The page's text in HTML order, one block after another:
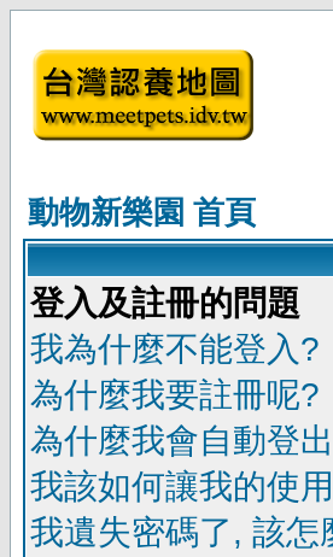
動物新樂園 首頁
登入及註冊的問題
我為什麼不能登入?
為什麼我要註冊呢?
為什麼我會自動登
我該如何讓我的使
我遺失密碼了, 該怎